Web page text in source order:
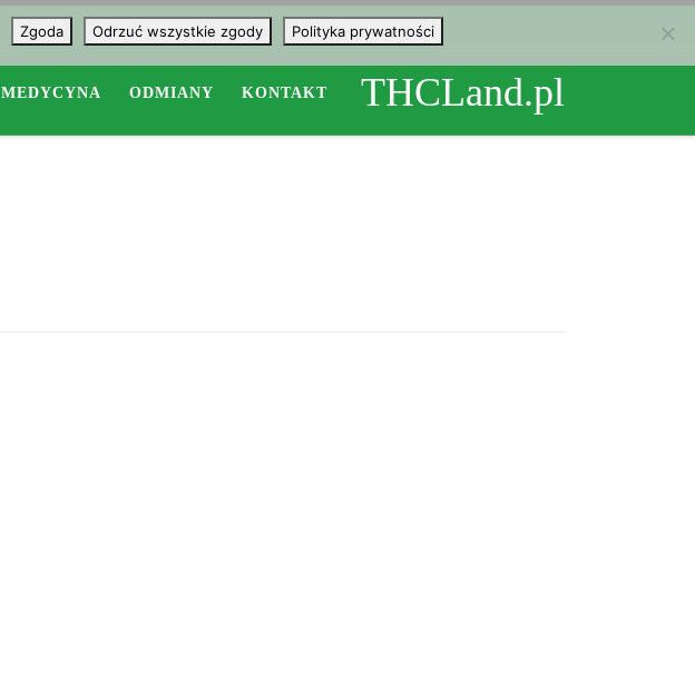
THCLand.pl
MEDYCYNA ODMIANY KONTAKT
Zgoda Odrzuć wszystkie zgody Polityka prywatności